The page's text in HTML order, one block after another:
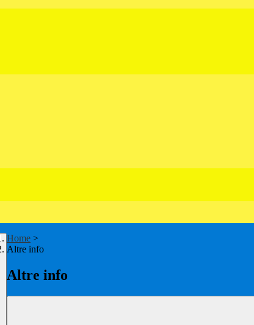
Home >
Altre info
Altre info